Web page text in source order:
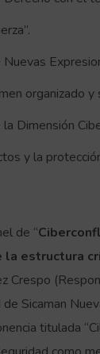
organizado y
Dimensión
y la
de “
la estructura
Crespo
Sicaman
titulada